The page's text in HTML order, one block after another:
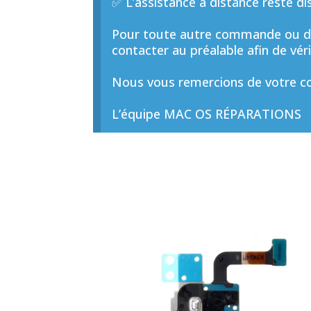
Pour toute autre commande ou
contacter au préalable afin de
Nous vous remercions de votre
L’équipe MAC OS RÉPARATIONS